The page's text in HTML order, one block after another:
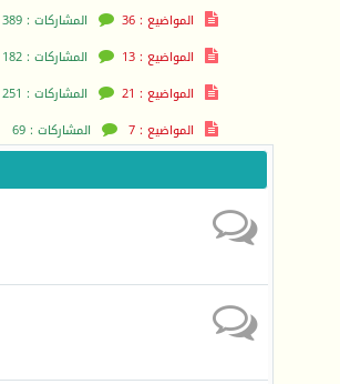
المواضيع : 36
المشاركات : 389
المواضيع : 13
المشاركات : 182
المواضيع : 21
المشاركات : 251
المواضيع : 7
المشاركات : 69